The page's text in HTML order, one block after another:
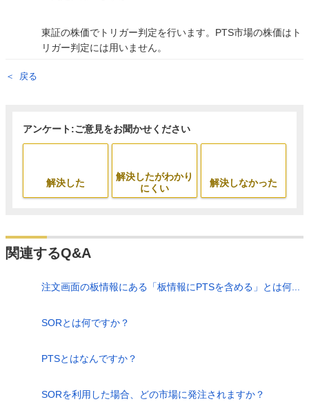
東証の株価でトリガー判定を行います。PTS市場の株価はト
リガー判定には用いません。
戻る
アンケート:ご意見をお聞かせください
解決した
解決したがわかり
にくい
解決しなかった
関連するQ&A
注文画面の板情報にある「板情報にPTSを含める」とは何...
SORとは何ですか？
PTSとはなんですか？
SORを利用した場合、どの市場に発注されますか？